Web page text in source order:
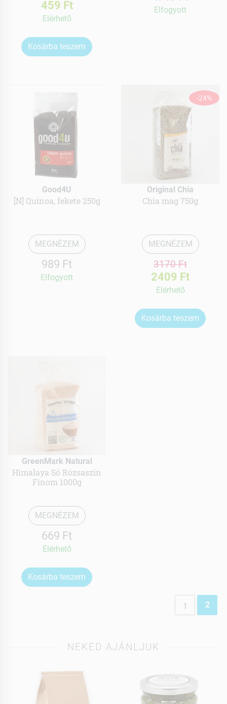
459 Ft
Elérhetõ
Kosárba teszem
Elfogyott
Good4U
[N] Quinoa, fekete 250g
MEGNÉZEM
989 Ft
Elfogyott
-24%
Original Chia
Chia mag 750g
MEGNÉZEM
3170 Ft
2409 Ft
Elérhetõ
Kosárba teszem
GreenMark Natural
Himalaya Só Rózsaszín
Finom 1000g
MEGNÉZEM
669 Ft
Elérhetõ
Kosárba teszem
1 2
NEKED AJÁNLJUK